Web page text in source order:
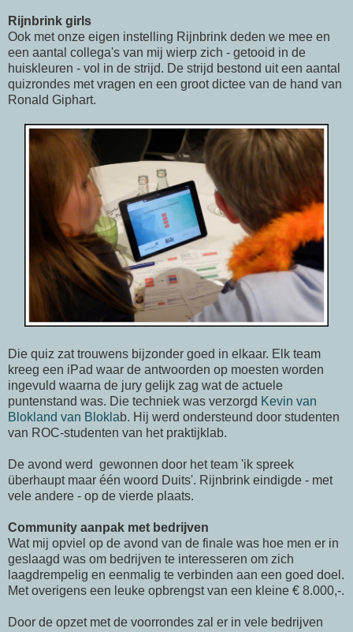
Rijnbrink girls
Ook met onze eigen instelling Rijnbrink deden we mee en
een aantal collega's van mij wierp zich - getooid in de
huiskleuren - vol in de strijd. De strijd bestond uit een aantal
quizrondes met vragen en een groot dictee van de hand van
Ronald Giphart.
Die quiz zat trouwens bijzonder goed in elkaar. Elk team
kreeg een iPad waar de antwoorden op moesten worden
ingevuld waarna de jury gelijk zag wat de actuele
puntenstand was. Die techniek was verzorgd Kevin van
Blokland van Bloklab. Hij werd ondersteund door studenten
van ROC-studenten van het praktijklab.
De avond werd gewonnen door het team 'ik spreek
überhaupt maar één woord Duits'. Rijnbrink eindigde - met
vele andere - op de vierde plaats.
Community aanpak met bedrijven
Wat mij opviel op de avond van de finale was hoe men er in
geslaagd was om bedrijven te interesseren om zich
laagdrempelig en eenmalig te verbinden aan een goed doel.
Met overigens een leuke opbrengst van een kleine € 8.000,-.
Door de opzet met de voorrondes zal er in vele bedrijven